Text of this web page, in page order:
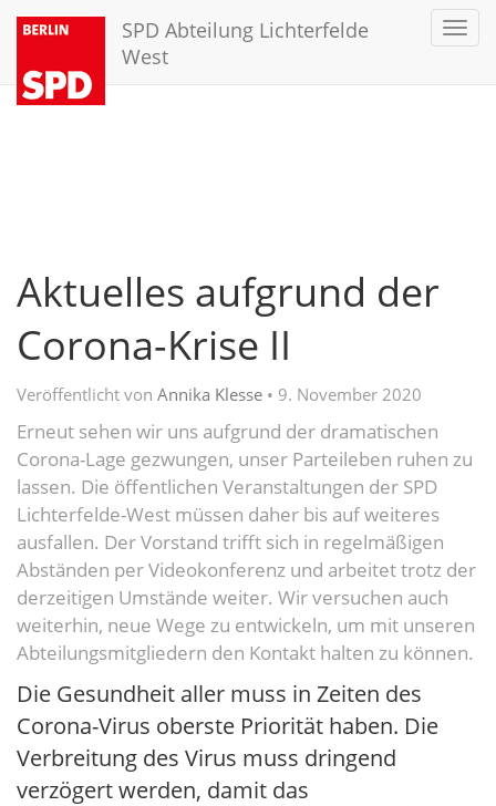
SPD Abteilung Lichterfelde
West
Aktuelles aufgrund der
Corona-Krise II
Veröffentlicht von Annika Klesse • 9. November 2020
Erneut sehen wir uns aufgrund der dramatischen
Corona-Lage gezwungen, unser Parteileben ruhen zu
lassen. Die öffentlichen Veranstaltungen der SPD
Lichterfelde-West müssen daher bis auf weiteres
ausfallen. Der Vorstand trifft sich in regelmäßigen
Abständen per Videokonferenz und arbeitet trotz der
derzeitigen Umstände weiter. Wir versuchen auch
weiterhin, neue Wege zu entwickeln, um mit unseren
Abteilungsmitgliedern den Kontakt halten zu können.
Die Gesundheit aller muss in Zeiten des
Corona-Virus oberste Priorität haben. Die
Verbreitung des Virus muss dringend
verzögert werden, damit das